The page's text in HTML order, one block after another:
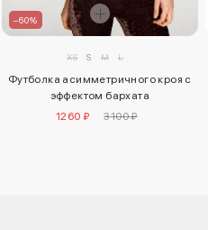
–60%
XS S M L
Футболка асимметричного кроя с
эффектом бархата
1260 ₽
3100 ₽